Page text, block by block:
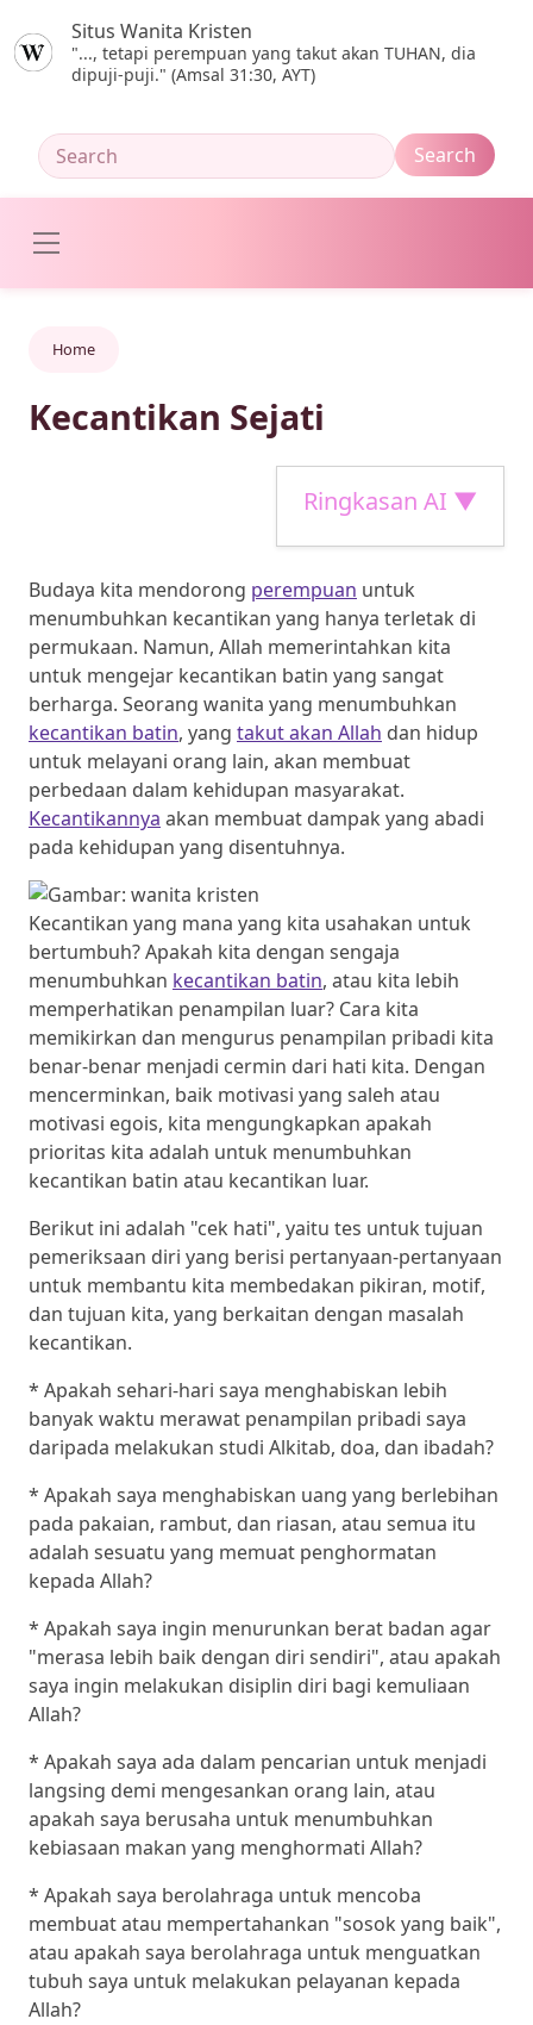
Situs Wanita Kristen
"..., tetapi perempuan yang takut akan TUHAN, dia
dipuji-puji." (Amsal 31:30, AYT)
Home
Kecantikan Sejati
Ringkasan AI ▼
Budaya kita mendorong perempuan untuk
menumbuhkan kecantikan yang hanya terletak di
permukaan. Namun, Allah memerintahkan kita
untuk mengejar kecantikan batin yang sangat
berharga. Seorang wanita yang menumbuhkan
kecantikan batin, yang takut akan Allah dan hidup
untuk melayani orang lain, akan membuat
perbedaan dalam kehidupan masyarakat.
Kecantikannya akan membuat dampak yang abadi
pada kehidupan yang disentuhnya.
Kecantikan yang mana yang kita usahakan untuk
bertumbuh? Apakah kita dengan sengaja
menumbuhkan kecantikan batin, atau kita lebih
memperhatikan penampilan luar? Cara kita
memikirkan dan mengurus penampilan pribadi kita
benar-benar menjadi cermin dari hati kita. Dengan
mencerminkan, baik motivasi yang saleh atau
motivasi egois, kita mengungkapkan apakah
prioritas kita adalah untuk menumbuhkan
kecantikan batin atau kecantikan luar.
Berikut ini adalah "cek hati", yaitu tes untuk tujuan
pemeriksaan diri yang berisi pertanyaan-pertanyaan
untuk membantu kita membedakan pikiran, motif,
dan tujuan kita, yang berkaitan dengan masalah
kecantikan.
* Apakah sehari-hari saya menghabiskan lebih
banyak waktu merawat penampilan pribadi saya
daripada melakukan studi Alkitab, doa, dan ibadah?
* Apakah saya menghabiskan uang yang berlebihan
pada pakaian, rambut, dan riasan, atau semua itu
adalah sesuatu yang memuat penghormatan
kepada Allah?
* Apakah saya ingin menurunkan berat badan agar
"merasa lebih baik dengan diri sendiri", atau apakah
saya ingin melakukan disiplin diri bagi kemuliaan
Allah?
* Apakah saya ada dalam pencarian untuk menjadi
langsing demi mengesankan orang lain, atau
apakah saya berusaha untuk menumbuhkan
kebiasaan makan yang menghormati Allah?
* Apakah saya berolahraga untuk mencoba
membuat atau mempertahankan "sosok yang baik",
atau apakah saya berolahraga untuk menguatkan
tubuh saya untuk melakukan pelayanan kepada
Allah?